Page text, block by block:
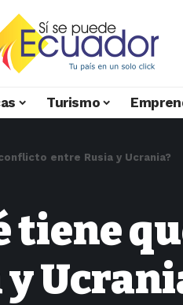
Turismo
entre Rusia y Ucrania?
tiene